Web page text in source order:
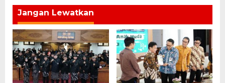
Jangan Lewatkan